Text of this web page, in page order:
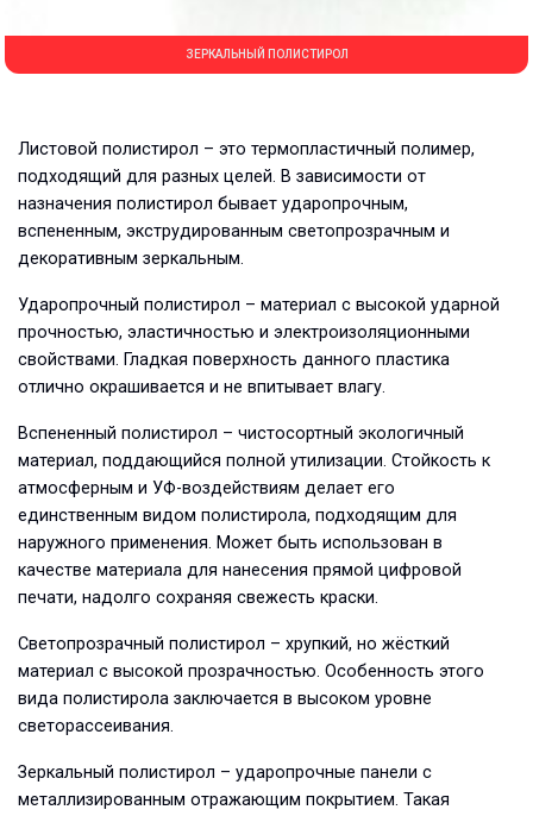
ЗЕРКАЛЬНЫЙ ПОЛИСТИРОЛ
Листовой полистирол – это термопластичный полимер,
подходящий для разных целей. В зависимости от
назначения полистирол бывает ударопрочным,
вспененным, экструдированным светопрозрачным и
декоративным зеркальным.
Ударопрочный полистирол – материал с высокой ударной
прочностью, эластичностью и электроизоляционными
свойствами. Гладкая поверхность данного пластика
отлично окрашивается и не впитывает влагу.
Вспененный полистирол – чистосортный экологичный
материал, поддающийся полной утилизации. Стойкость к
атмосферным и УФ-воздействиям делает его
единственным видом полистирола, подходящим для
наружного применения. Может быть использован в
качестве материала для нанесения прямой цифровой
печати, надолго сохраняя свежесть краски.
Светопрозрачный полистирол – хрупкий, но жёсткий
материал с высокой прозрачностью. Особенность этого
вида полистирола заключается в высоком уровне
светорассеивания.
Зеркальный полистирол – ударопрочные панели с
металлизированным отражающим покрытием. Такая